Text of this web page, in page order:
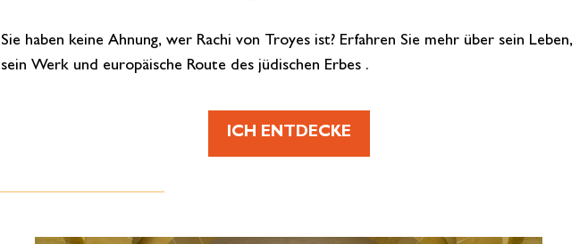
Sie haben keine Ahnung, wer Rachi von Troyes ist? Erfahren Sie mehr über sein Leben,
sein Werk und europäische Route des jüdischen Erbes .
ICH ENTDECKE